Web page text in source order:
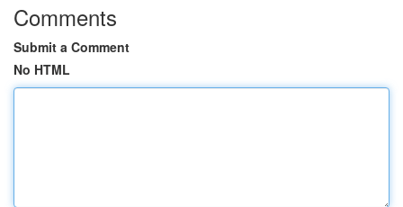
Comments
Submit a Comment
No HTML